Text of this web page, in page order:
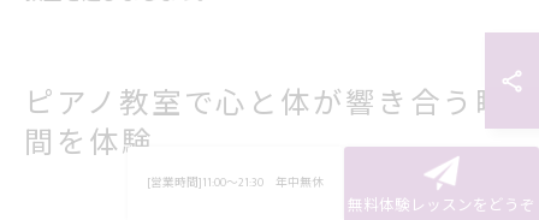
ピアノ教室で心と体が響き合う瞬
間を体験
[営業時間]11:00～21:30 年中無休
無料体験レッスンをどうぞ